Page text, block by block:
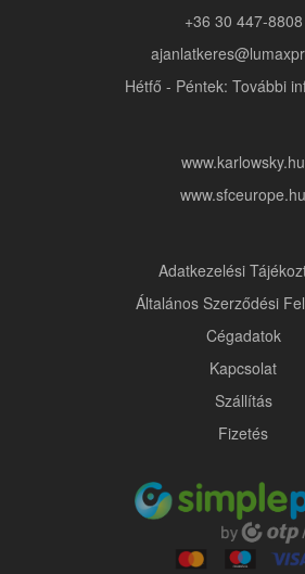
+36 30 447-8808
Hétfő - Péntek: További
www.karlowsky.hu
www.sfceurope.hu
Adatkezelési
Általános Szerződési
Cégadatok
Kapcsolat
Szállítás
Fizetés